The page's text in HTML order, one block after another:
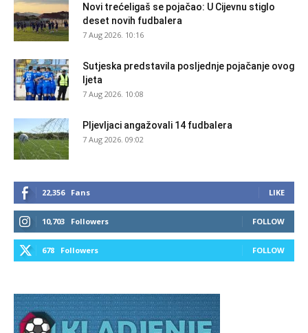
Novi trećeligaš se pojačao: U Cijevnu stiglo
deset novih fudbalera
7 Aug 2026. 10:16
Sutjeska predstavila posljednje pojačanje ovog
ljeta
7 Aug 2026. 10:08
Pljevljaci angažovali 14 fudbalera
7 Aug 2026. 09:02
22,356 Fans LIKE
10,703 Followers FOLLOW
678 Followers FOLLOW